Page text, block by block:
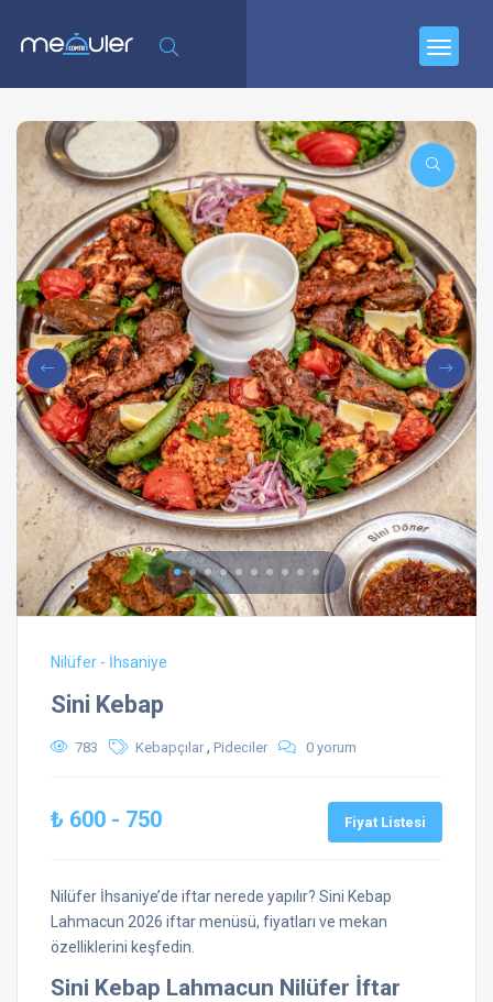
Nilüfer - İhsaniye
Sini Kebap
783 Kebapçılar , Pideciler 0 yorum
₺ 600 - 750 Fiyat Listesi
Nilüfer İhsaniye’de iftar nerede yapılır? Sini Kebap
Lahmacun 2026 iftar menüsü, fiyatları ve mekan
özelliklerini keşfedin.
Sini Kebap Lahmacun Nilüfer İftar